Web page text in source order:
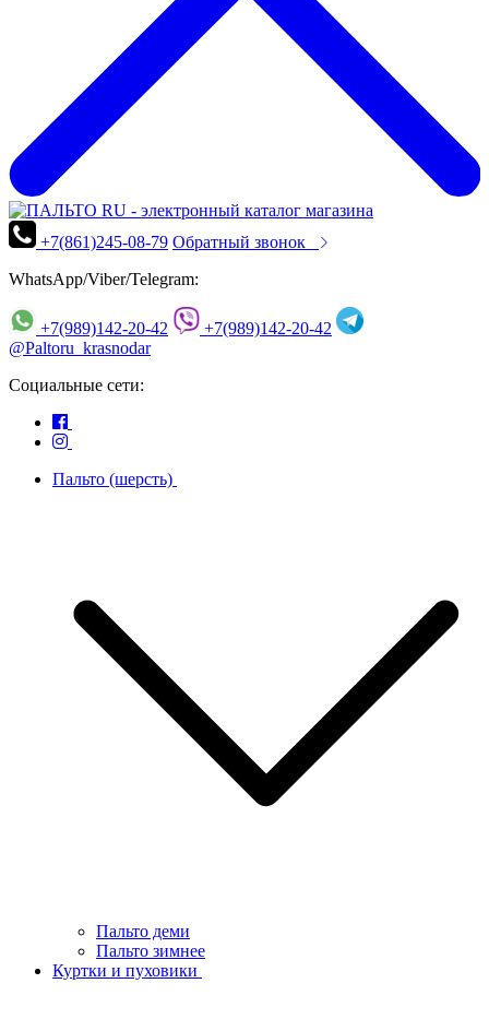
+7(861)245-08-79 Обратный звонок
WhatsApp/Viber/Telegram:
+7(989)142-20-42
+7(989)142-20-42
@Paltoru_krasnodar
Социальные сети:
Пальто (шерсть)
Пальто деми
Пальто зимнее
Куртки и пуховики